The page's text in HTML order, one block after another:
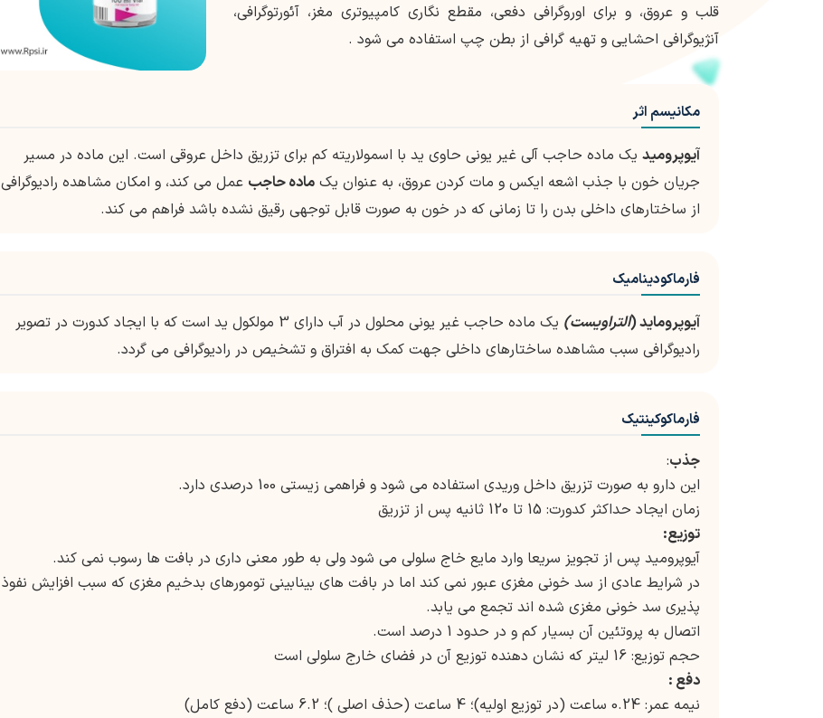
قلب و عروق، و برای اوروگرافی دفعی، مقطع نگاری کامپیوتری مغز، آئورتوگرافی،
آنژیوگرافی احشایی و تهیه گرافی از بطن چپ استفاده می شود .
مکانیسم اثر
آیوپرومید یک ماده حاجب آلی غیر یونی حاوی ید با اسمولاریته کم برای تزریق داخل عروقی است. این ماده در مسیر
جریان خون با جذب اشعه ایکس و مات کردن عروق، به عنوان یک ماده حاجب عمل می کند، و امکان مشاهده رادیوگرافی
از ساختارهای داخلی بدن را تا زمانی که در خون به صورت قابل توجهی رقیق نشده باشد فراهم می کند.
فارماکودینامیک
آیوپروماید (التراویست)
یک ماده حاجب غیر یونی محلول در آب دارای 3 مولکول ید است که با ایجاد کدورت در تصویر
رادیوگرافی سبب مشاهده ساختارهای داخلی جهت کمک به افتراق و تشخیص در رادیوگرافی می گردد.
فارماکوکینتیک
جذب:
این دارو به صورت تزریق داخل وریدی استفاده می شود و فراهمی زیستی 100 درصدی دارد.
زمان ایجاد حداکثر کدورت: 15 تا 120 ثانیه پس از تزریق
توزیع:
آیوپرومید پس از تجویز سریعا وارد مایع خاج سلولی می شود ولی به طور معنی داری در بافت ها رسوب نمی کند.
در شرایط عادی از سد خونی مغزی عبور نمی کند اما در بافت های بینابینی تومورهای بدخیم مغزی که سبب افزایش نفوذ
پذیری سد خونی مغزی شده اند تجمع می یابد.
اتصال به پروتئین آن بسیار کم و در حدود 1 درصد است.
حجم توزیع: 16 لیتر که نشان دهنده توزیع آن در فضای خارج سلولی است
دفع :
نیمه عمر: 0.24 ساعت (در توزیع اولیه)؛ 4 ساعت (حذف اصلی )؛ 6.2 ساعت (دفع کامل)